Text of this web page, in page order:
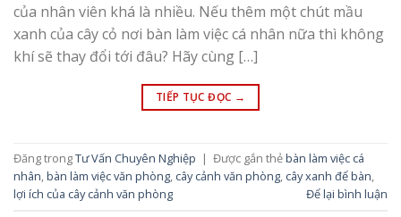
của nhân viên khá là nhiều. Nếu thêm một chút mầu
xanh của cây cỏ nơi bàn làm việc cá nhân nữa thì không
khí sẽ thay đổi tới đâu? Hãy cùng […]
TIẾP TỤC ĐỌC →
Đăng trongTư Vấn Chuyên Nghiệp | Được gắn thẻbàn làm việc cá
nhân,bàn làm việc văn phòng, cây cảnh văn phòng, cây xanh để bàn,
lợi ích của cây cảnh văn phòng
Để lại bình luận